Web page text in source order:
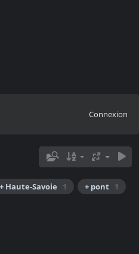
Connexion
+ Haute-Savoie 1 + pont 1